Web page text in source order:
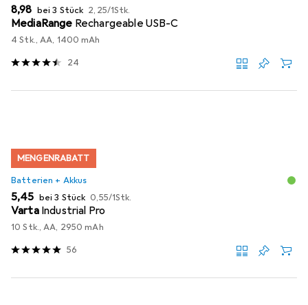
EUR
8,98 bei 3 Stück EUR
2,25/1Stk.
MediaRange Rechargeable USB-C
4 Stk., AA, 1400 mAh
24
MENGENRABATT
Batterien + Akkus
EUR
5,45 bei 3 Stück EUR
0,55/1Stk.
Varta Industrial Pro
10 Stk., AA, 2950 mAh
56